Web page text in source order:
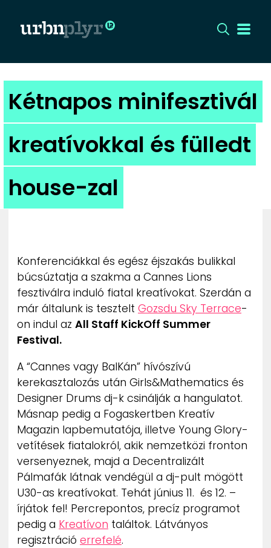
CÍMLAP
DIZÁJN
DIVAT
HIP
UTCA
ZENE
MÉDIAAJÁNLAT
IMPRESSZUM
Kétnapos minifesztivál
kreatívokkal és fülledt
house-zal
Konferenciákkal és egész éjszakás bulikkal
búcsúztatja a szakma a Cannes Lions
fesztiválra induló fiatal kreatívokat. Szerdán a
már általunk is tesztelt Gozsdu Sky Terrace-
on indul az All Staff KickOff Summer
Festival.
A “Cannes vagy BalKán” hívószívú
kerekasztalozás után Girls&Mathematics és
Designer Drums dj-k csinálják a hangulatot.
Másnap pedig a Fogaskertben Kreatív
Magazin lapbemutatója, illetve Young Glory-
vetítések fiatalokról, akik nemzetközi fronton
versenyeznek, majd a Decentralizált
Pálmafák látnak vendégül a dj-pult mögött
U30-as kreatívokat. Tehát június 11. és 12. –
írjátok fel! Percrepontos, precíz programot
pedig a Kreatívon találtok. Látványos
regisztráció errefelé.